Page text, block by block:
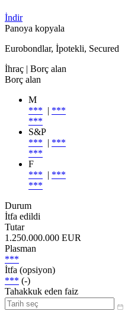
İndir
Panoya kopyala
Eurobondlar, İpotekli, Secured
İhraç | Borç alan
Borç alan
M
*** | ***
***
S&P
*** | ***
***
F
*** | ***
***
Durum
İtfa edildi
Tutar
1.250.000.000 EUR
Plasman
***
İtfa (opsiyon)
*** (-)
Tahakkuk eden faiz